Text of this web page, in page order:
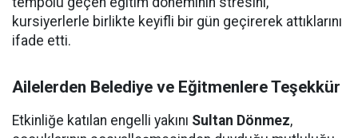
kursiyerlerle birlikte keyifli bir gün geçirerek attıklarını
ifade etti.
Ailelerden Belediye ve Eğitmenlere Teşekkür
Etkinliğe katılan engelli yakını Sultan Dönmez,